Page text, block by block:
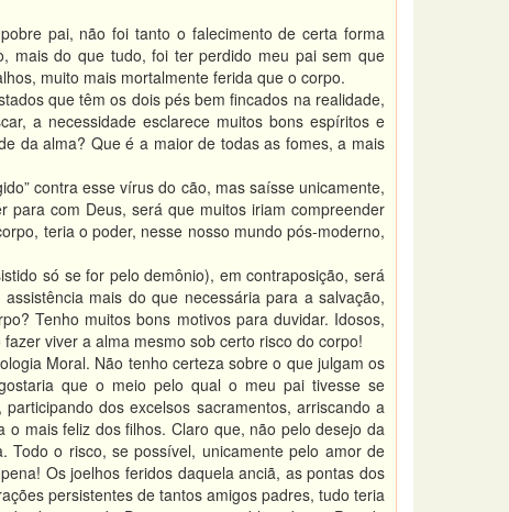
pai, não foi tanto o falecimento de certa forma
mais do que tudo, foi ter perdido meu pai sem que
muito mais mortalmente ferida que o corpo.
que têm os dois pés bem fincados na realidade,
a necessidade esclarece muitos bons espíritos e
da alma? Que é a maior de todas as fomes, a mais
contra esse vírus do cão, mas saísse unicamente,
para com Deus, será que muitos iriam compreender
teria o poder, nesse nosso mundo pós-moderno,
só se for pelo demônio), em contraposição, será
mais do que necessária para a salvação,
Tenho muitos bons motivos para duvidar. Idosos,
viver a alma mesmo sob certo risco do corpo!
Moral. Não tenho certeza sobre o que julgam os
que o meio pelo qual o meu pai tivesse se
dos excelsos sacramentos, arriscando a
mais feliz dos filhos. Claro que, não pelo desejo da
Todo o risco, se possível, unicamente pelo amor de
Os joelhos feridos daquela anciã, as pontas dos
persistentes de tantos amigos padres, tudo teria